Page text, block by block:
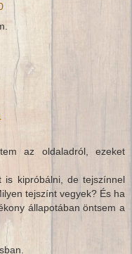
az oldaladról, ezeket
is kipróbálni, de tejszínnel
tejszínt vegyek? És ha
állapotában öntsem a